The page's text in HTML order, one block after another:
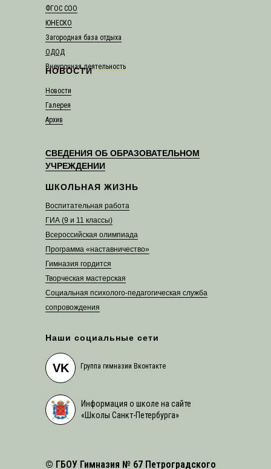
ФГОС СОО
ЮНЕСКО
Загородная база отдыха
ОДОД
Внеурочная деятельность
НОВОСТИ
Новости
Галерея
Архив
ШКОЛЬНАЯ ЖИЗНЬ
Воспитательная работа
ГИА (9 и 11 классы)
Всероссийская олимпиада
Программа «наставничество»
Гимназия гордится
Творческая мастерская
Социальная психолого-педагогическая служба
сопровождения
Наши социальные сети
Группа гимназии Вконтакте
VK
Информация о школе на сайте
«Школы Санкт-Петербурга»
СВЕДЕНИЯ ОБ ОБРАЗОВАТЕЛЬНОМ
УЧРЕЖДЕНИИ
© ГБОУ Гимназия № 67 Петроградского